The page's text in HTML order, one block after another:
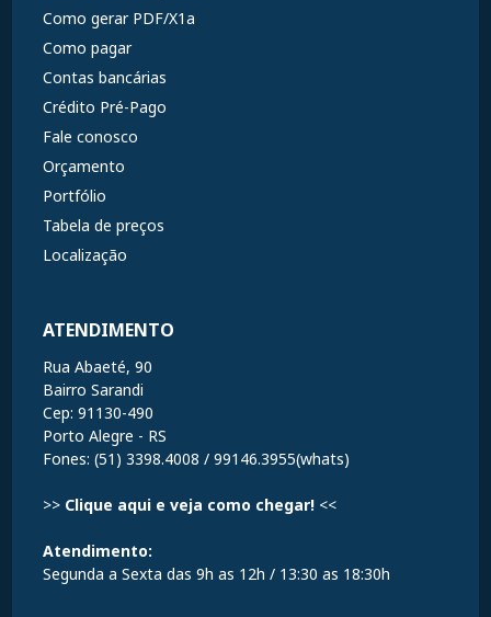
Como gerar PDF/X1a
Como pagar
Contas bancárias
Crédito Pré-Pago
Fale conosco
Orçamento
Portfólio
Tabela de preços
Localização
ATENDIMENTO
Rua Abaeté, 90
Bairro Sarandi
Cep: 91130-490
Porto Alegre - RS
Fones: (51) 3398.4008 / 99146.3955(whats)
>> Clique aqui e veja como chegar! <<
Atendimento:
Segunda a Sexta das 9h as 12h / 13:30 as 18:30h